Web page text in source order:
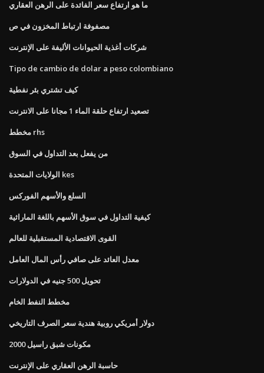
ما هو ارتفاع سعر الفائدة على الرهن العقاري
مصفوفة ارتباط المخزون في ص
شركات أغذية الحيوانات الأليفة على الإنترنت
Tipo de cambio de dolar a peso colombiano
كيف تشتري بئر نفطية
تصعيد ارتفاع حلقة الماء 1 مجانا على الانترنت
مخطط rhs
من يفعل بعد التداول في السوق
الولايات المتحدة kes
السلع والأسهم الفوركس
كيفية التداول في سوق الأسهم باللغة الماراثية
القوى الاقتصادية المستقبلية للعالم
معدل العائد على صافي رأس المال العامل
تحويل 500 جنيه في الدولارات
مخطط النفط الخام
دولار أمريكي روبية هندية سعر الصرف التاريخي
مكونات شبق راسيل 2000
حاسبة الرهن العقاري على الإنترنت